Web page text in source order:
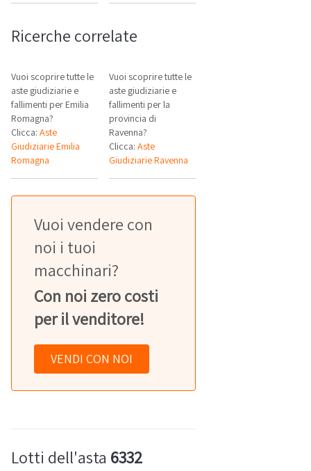
Ricerche correlate
Vuoi scoprire tutte le
aste giudiziarie e
fallimenti per Emilia
Romagna?
Clicca: Aste
Giudiziarie Emilia
Romagna
Vuoi scoprire tutte le
aste giudiziarie e
fallimenti per la
provincia di
Ravenna?
Clicca:Aste
Giudiziarie Ravenna
Vuoi vendere con
noi i tuoi
macchinari?
Con noi zero costi
per il venditore!
VENDI CON NOI
Lotti dell'asta 6332